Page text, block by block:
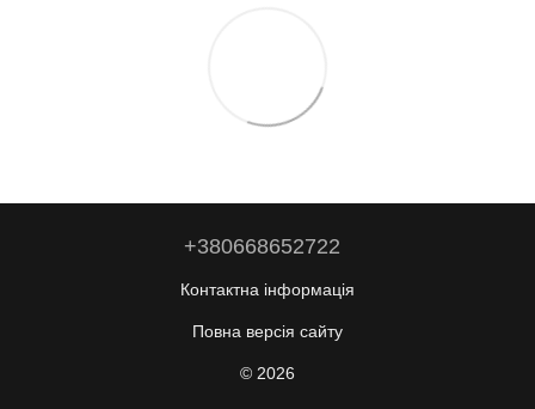
+380668652722
Контактна інформація
Повна версія сайту
© 2026